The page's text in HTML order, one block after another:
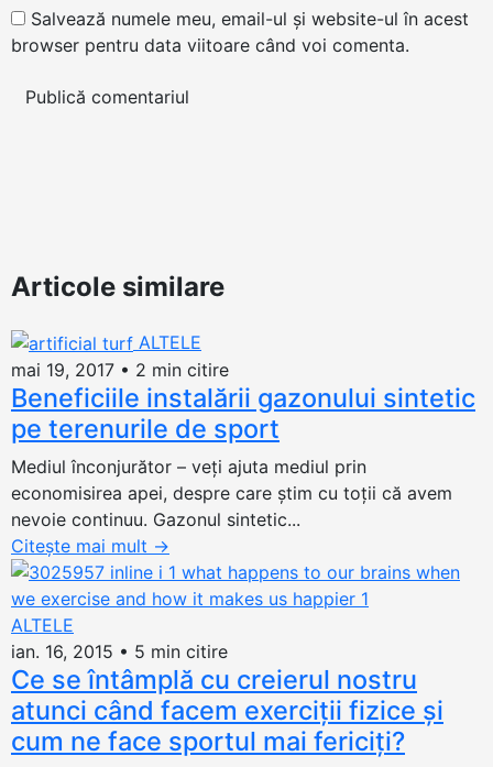
Salvează numele meu, email-ul și website-ul în acest
browser pentru data viitoare când voi comenta.
Articole similare
ALTELE
mai 19, 2017 • 2 min citire
Beneficiile instalării gazonului sintetic
pe terenurile de sport
Mediul înconjurător – veţi ajuta mediul prin
economisirea apei, despre care ştim cu toţii că avem
nevoie continuu. Gazonul sintetic...
Citește mai mult →
ALTELE
ian. 16, 2015 • 5 min citire
Ce se întâmplă cu creierul nostru
atunci când facem exerciții fizice și
cum ne face sportul mai fericiți?